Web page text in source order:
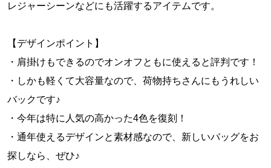
レジャーシーンなどにも活躍するアイテムです。
【デザインポイント】
・肩掛けもできるのでオンオフともに使えると評判です！
・しかも軽くて大容量なので、荷物持ちさんにもうれしい
バックです♪
・今年は特に人気の高かった4色を復刻！
・通年使えるデザインと素材感なので、新しいバッグをお
探しなら、ぜひ♪